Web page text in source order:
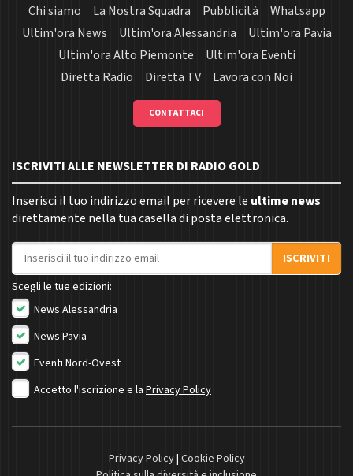
Chi siamo La Nostra Squadra Pubblicità
Whatsapp
Ultim'ora News
Ultim'ora Alessandria
Ultim'ora Pavia
Ultim'ora Alto Piemonte
Ultim'ora Eventi
Diretta Radio
Diretta TV Lavora con Noi
CONTATTACI
ISCRIVITI ALLE NEWSLETTER DI RADIO GOLD
Inserisci il tuo indirizzo email per ricevere le ultime news
direttamente nella tua casella di posta elettronica.
Indirizzo email
ISCRIVITI
Scegli le tue edizioni:
News Alessandria
News Pavia
Eventi Nord-Ovest
Accetto l'iscrizione e la Privacy Policy
Privacy Policy| Cookie Policy